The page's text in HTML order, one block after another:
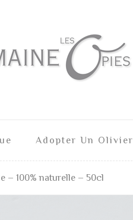
Adopter Un Olivier
– 100% naturelle – 50cl